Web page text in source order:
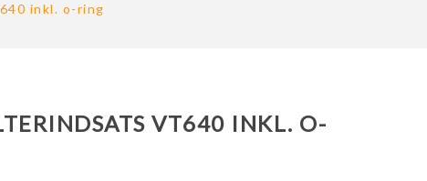
inkl. o-ring
VT640 INKL. O-